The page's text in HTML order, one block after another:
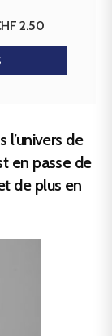
2.50
l’univers de
en passe de
de plus en